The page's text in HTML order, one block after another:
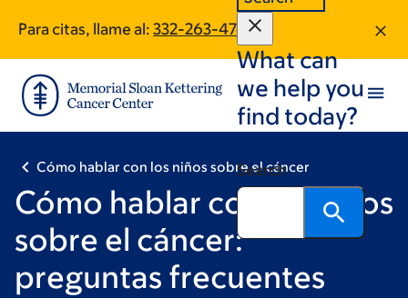
main
content
footer
Para citas, llame al: 332-263-4741
What can
we help you
find today?
Search
Cómo hablar con los niños sobre el cáncer
Cómo hablar con los niños
sobre el cáncer:
preguntas frecuentes